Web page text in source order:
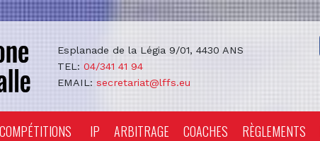
Esplanade de la Légia 9/01, 4430 ANS
TEL: 04/341 41 94
EMAIL: secretariat@lffs.eu
COMPÉTITIONS IP ARBITRAGE COACHES RÈGLEMENTS